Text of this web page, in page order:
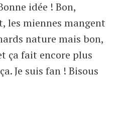
idée ! Bon,
les miennes mangent
nature mais bon,
ça fait encore plus
Je suis fan ! Bisous